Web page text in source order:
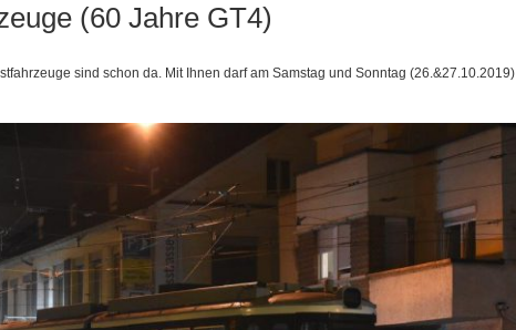
(60 Jahre GT4)
sind schon da. Mit Ihnen darf am Samstag und Sonntag (26.&27.10.2019)